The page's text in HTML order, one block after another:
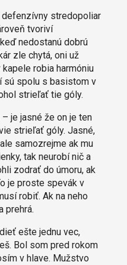
stredopoliar
tvoriví
nedostanú dobrú
zle chytá, oni už
robia harmóniu
sú spolu s basistom v
strieľať tie góly.
– je jasné že on je ten
strieľať góly. Jasné,
samozrejme ak mu
tak neurobí nič a
zodrať do úmoru, ak
je proste spevák v
robiť. Ak na neho
prehrá.
ešte jednu vec,
Bol som pred rokom
v hlave. Mužstvo